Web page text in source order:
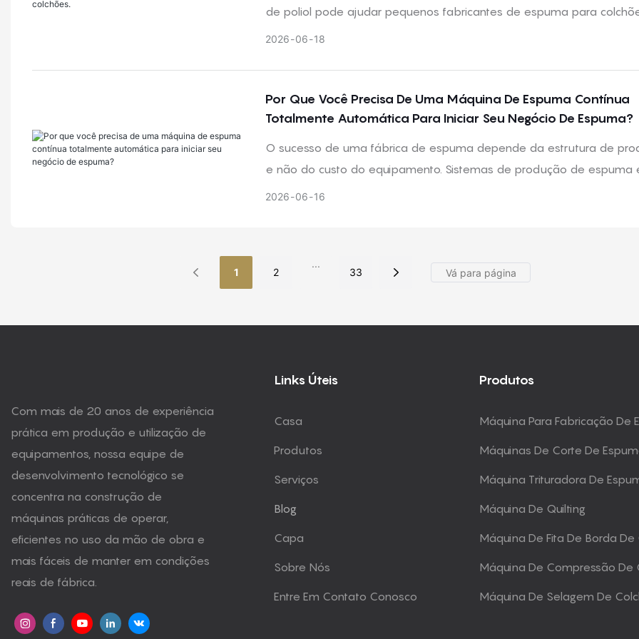
de poliol pode ajudar pequenos fabricantes de espuma para
iniciar a produção regular de espuma flexível com densidades de 8 a
2026 06 18
Por Que Você Precisa De Uma Máquina De Espuma Contínua
Totalmente Automática Para Iniciar Seu Negócio De Espuma?
O sucesso de uma fábrica de espuma depende da estrutura de
e não do custo do equipamento. Sistemas de produção de espuma
lotes limitam a estabilidade do rendimento e a escalabilidade,
2026 06 16
1 2
...
33
Com mais de 20 anos de experiência
prática em produção e utilização de
equipamentos, nossa equipe de
desenvolvimento tecnológico se
concentra na construção de
máquinas práticas de operar,
eficientes no uso da mão de obra e
mais fáceis de manter em condições
reais de fábrica.
Links Úteis
Casa
Produtos
Serviços
Blog
Capa
Sobre Nós
Entre Em Contato Conosco
Produtos
Máquina Para Fabricação De
Máquinas De Corte De
Máquina Trituradora De
Máquina De Quilting
Máquina De Fita De Borda De
Máquina De Compressão De
Máquina De Selagem De